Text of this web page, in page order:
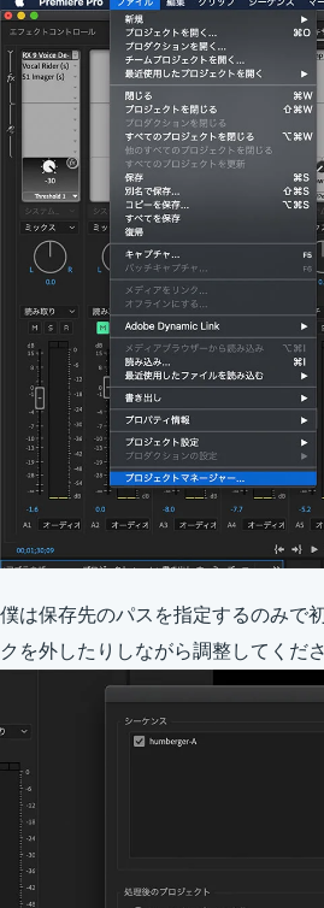
僕は保存先のパスを指定するのみで
クを外したりしながら調整してくだ